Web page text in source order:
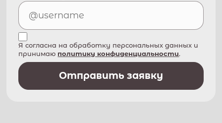
Я согласна на обработку персональных данных и
принимаю политику конфиденциальности.
Отправить заявку